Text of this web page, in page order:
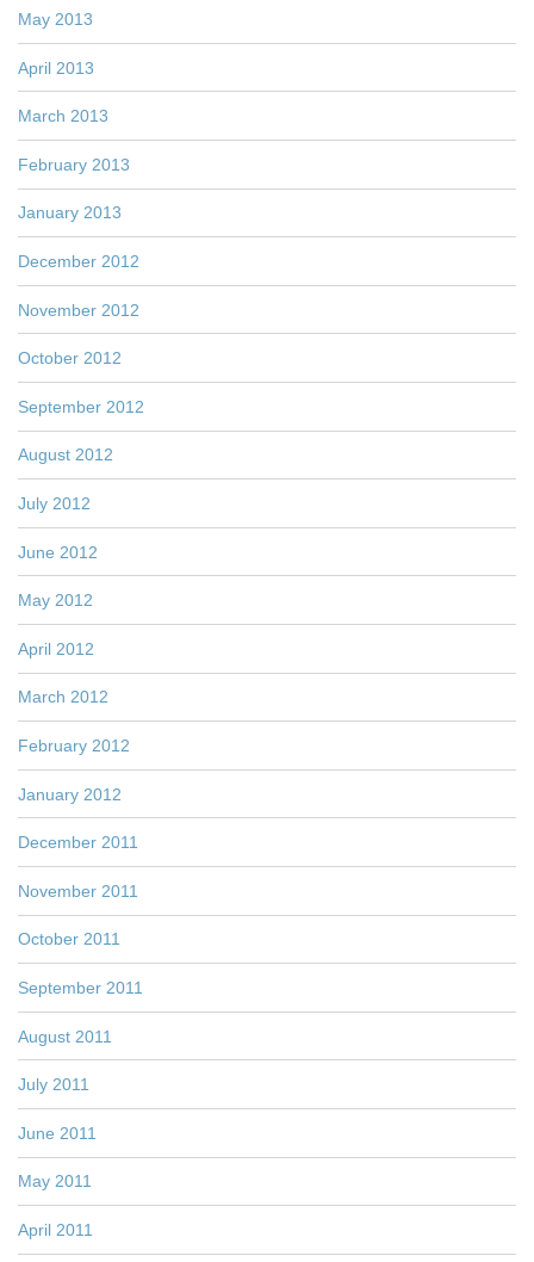
May 2013
April 2013
March 2013
February 2013
January 2013
December 2012
November 2012
October 2012
September 2012
August 2012
July 2012
June 2012
May 2012
April 2012
March 2012
February 2012
January 2012
December 2011
November 2011
October 2011
September 2011
August 2011
July 2011
June 2011
May 2011
April 2011